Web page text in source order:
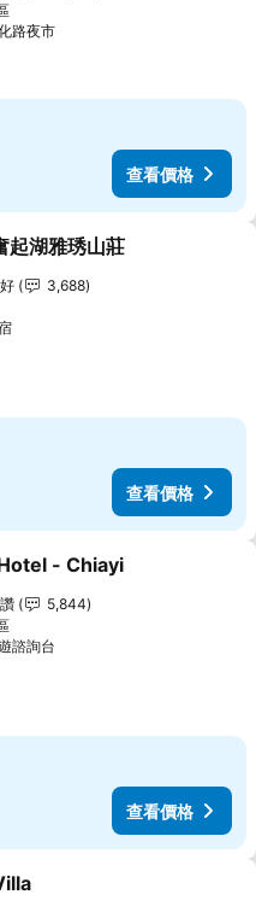
路夜市
查看價格
我的最愛
起湖雅琇山莊
3,688
查看價格
我的最愛
- Chiayi
5,844
諮詢台
查看價格
我的最愛